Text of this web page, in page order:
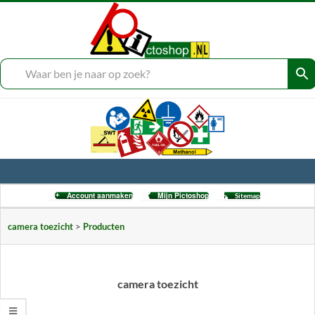
Navigation
Account aanmaken Mijn Pictoshop Sitemap
camera toezicht > Producten
camera toezicht